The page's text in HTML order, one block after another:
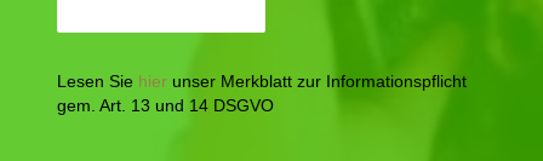
Lesen Sie hier unser Merkblatt zur Informationspflicht
gem. Art. 13 und 14 DSGVO